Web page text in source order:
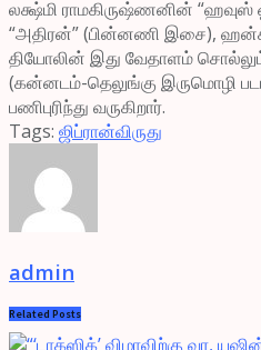
லக்ஷ்மி ராமகிருஷ்ணனின்
“அதிரன்” (பின்னணி இசை),
தியோலின் இது வேதாளம்
(கன்னடம்-தெலுங்கு இருமொழி
பணிபுரிந்து வருகிறார்.
Tags: ஜிப்ரான்விருது
admin
Related Posts